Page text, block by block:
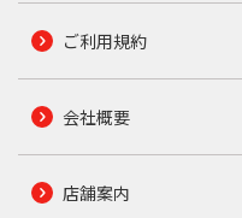
ご利用規約
会社概要
店舗案内